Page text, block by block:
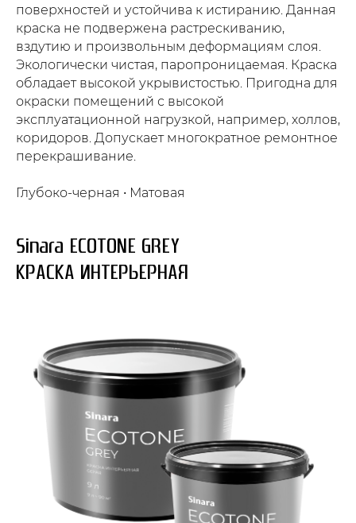
поверхностей и устойчива к истиранию. Данная
краска не подвержена растрескиванию,
вздутию и произвольным деформациям слоя.
Экологически чистая, паропроницаемая. Краска
обладает высокой укрывистостью. Пригодна для
окраски помещений с высокой
эксплуатационной нагрузкой, например, холлов,
коридоров. Допускает многократное ремонтное
перекрашивание.
Глубоко-черная • Матовая
Sinara ECOTONE GREY
КРАСКА ИНТЕРЬЕРНАЯ
8 (800) 550 77 13